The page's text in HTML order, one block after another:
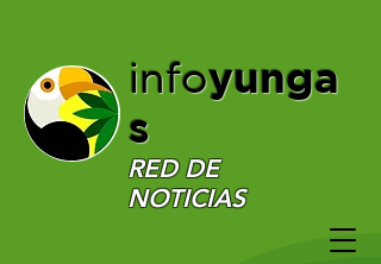
infoyunga
s
RED DE
NOTICIAS